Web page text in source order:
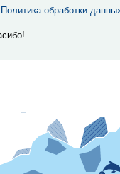
Политика обработки